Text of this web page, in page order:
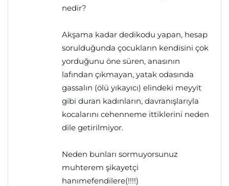
nedir?
Akşama kadar dedikodu yapan, hesap
sorulduğunda çocukların kendisini çok
yorduğunu öne süren, anasının
lafından çıkmayan, yatak odasında
gassalın (ölü yıkayıcı) elindeki meyyit
gibi duran kadınların, davranışlarıyla
kocalarını cehenneme ittiklerini neden
dile getirilmiyor.
Neden bunları sormuyorsunuz
muhterem şikayetçi
hanımefendilere(!!!!)